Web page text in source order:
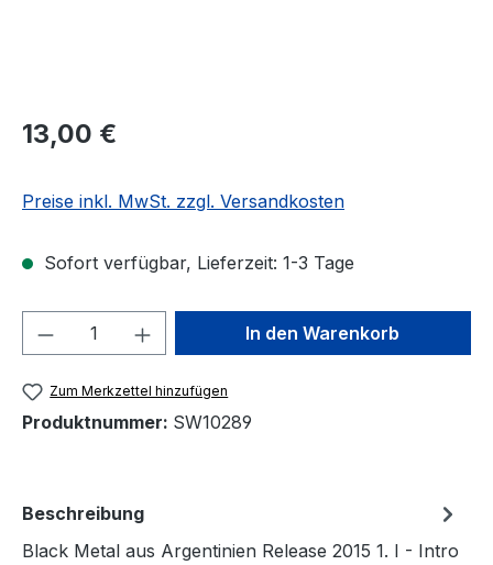
Regulärer Preis:
13,00 €
Preise inkl. MwSt. zzgl. Versandkosten
Sofort verfügbar, Lieferzeit: 1-3 Tage
Produkt Anzahl: Gib denIn den Warenkorb
Zum Merkzettel hinzufügen
Produktnummer: SW10289
Beschreibung
Black Metal aus Argentinien Release 2015 1. I - Intro